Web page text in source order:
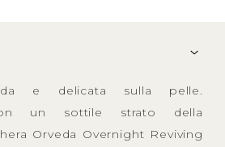
e delicata sulla pelle.
un sottile strato della
Orveda Overnight Reviving